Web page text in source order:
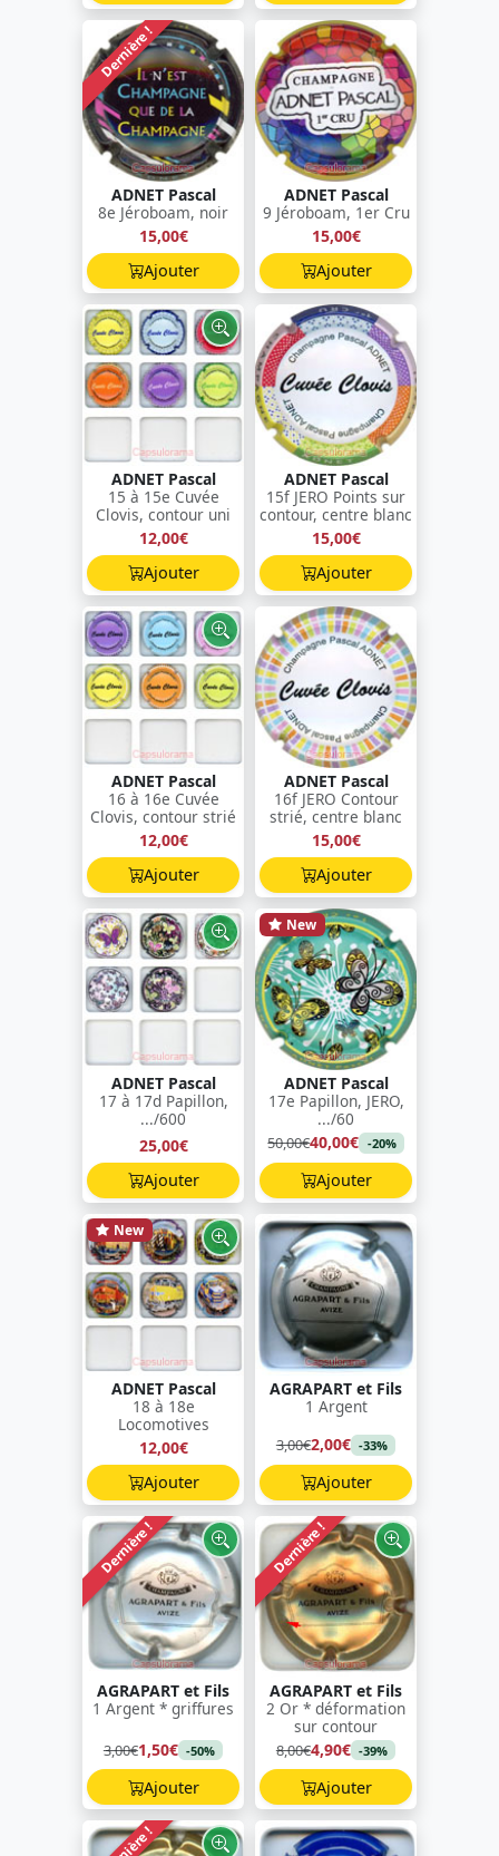
Dernière !
ADNET Pascal
8e Jéroboam, noir
15,00€
Ajouter
ADNET Pascal
9 Jéroboam, 1er Cru
15,00€
Ajouter
ADNET Pascal
15 à 15e Cuvée
Clovis, contour uni
12,00€
Ajouter
ADNET Pascal
15f JERO Points sur
contour, centre blanc
15,00€
Ajouter
ADNET Pascal
16 à 16e Cuvée
Clovis, contour strié
12,00€
Ajouter
ADNET Pascal
16f JERO Contour
strié, centre blanc
15,00€
Ajouter
ADNET Pascal
17 à 17d Papillon,
.../600
25,00€
Ajouter
New
ADNET Pascal
17e Papillon, JERO,
.../60
50,00€40,00€ -20%
Ajouter
New
ADNET Pascal
18 à 18e
Locomotives
12,00€
Ajouter
AGRAPART et Fils
1 Argent
3,00€2,00€ -33%
Ajouter
Dernière !
AGRAPART et Fils
1 Argent * griffures
3,00€1,50€ -50%
Ajouter
Dernière !
AGRAPART et Fils
2 Or * déformation
sur contour
8,00€4,90€ -39%
Ajouter